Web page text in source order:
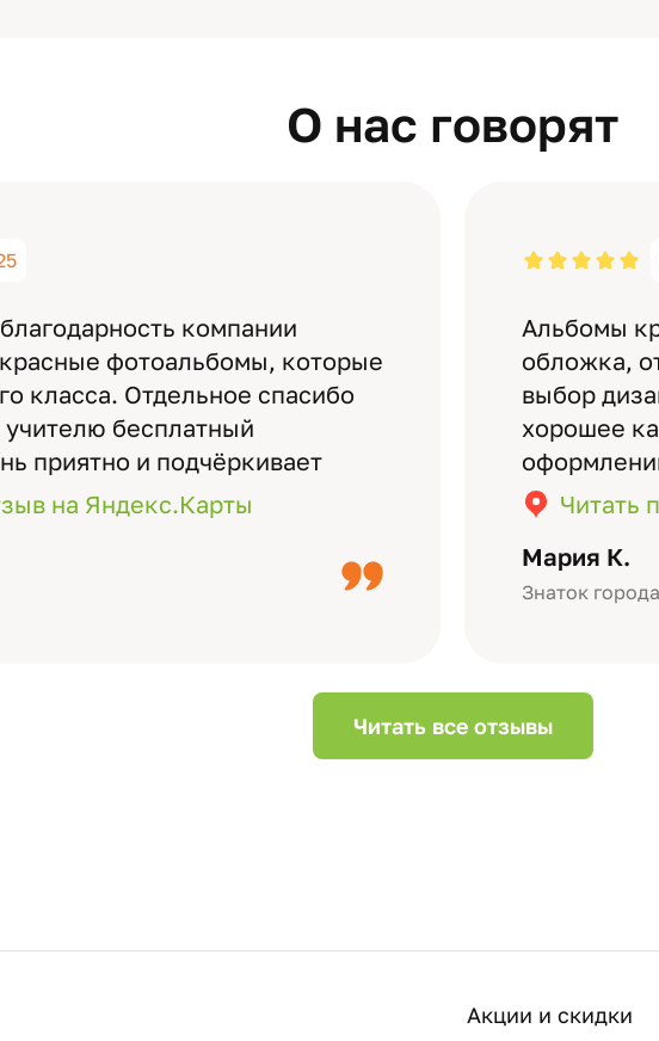
О нас говорят
компании
фотоальбомы, которые
класса. Отдельное спасибо
бесплатный
приятно и подчёркивает
Качество альбомов на высшем
красивый дизайн….
на Яндекс.Карты
Мария К.
Знаток
Альбомы
обложка,
выбор
хорошее
кадры
короткое
Читать
Читать все отзывы
Акции и скидки